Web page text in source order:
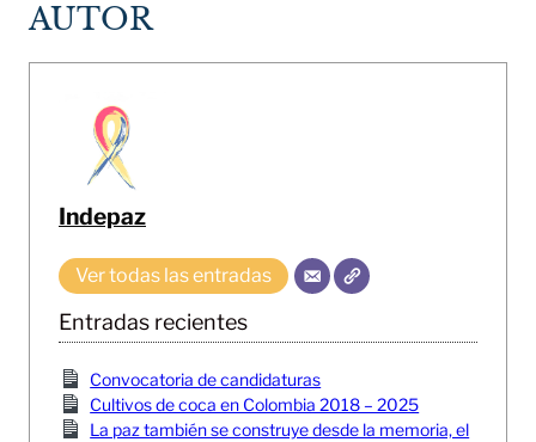
AUTOR
Indepaz
Ver todas las entradas
Entradas recientes
Convocatoria de candidaturas
Cultivos de coca en Colombia 2018 – 2025
La paz también se construye desde la memoria, el